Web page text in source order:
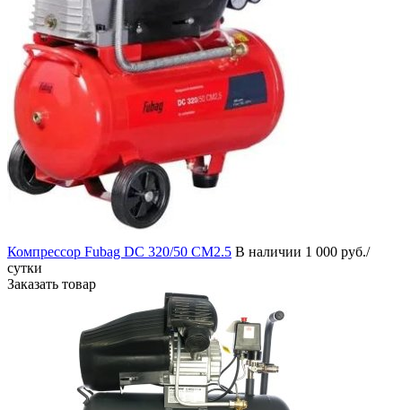
Компрессор Fubag DС 320/50 CM2.5 В наличии 1 000 руб./
сутки
Заказать товар